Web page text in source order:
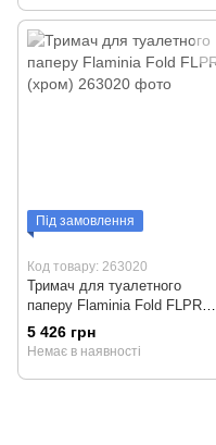
Під замовлення
Код товару: 263020
Тримач для туалетного
паперу Flaminia Fold FLPR
(хром)
5 426 грн
Немає в наявності